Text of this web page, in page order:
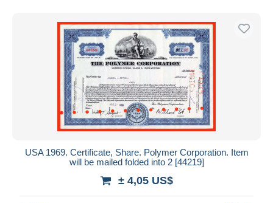
Aplicar
USA 1969. Certificate, Share. Polymer Corporation. Item
will be mailed folded into 2 [44219]
± 4,05 US$